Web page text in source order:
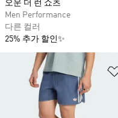
오운 더 런 쇼츠
Men Performance
다른 컬러
25% 추가 할인✨